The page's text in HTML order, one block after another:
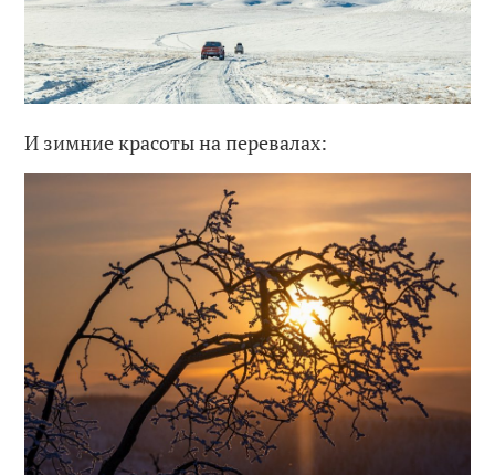
И зимние красоты на перевалах: